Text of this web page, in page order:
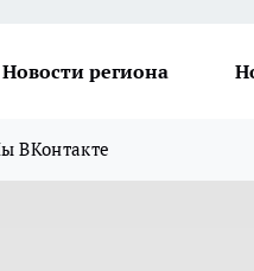
Новости региона
ВКонтакте